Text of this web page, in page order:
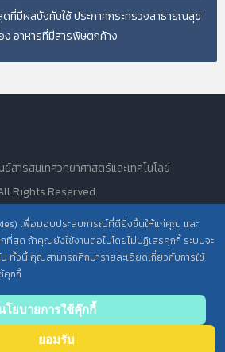
ดที่มีผลบังคับใช้ ประกาศกระทรวงสาธารณสุข
ง อาหารที่มีสารพิษตกค้าง
เพื่อมอบประสบการณ์ที่ดียิ่งขึ้นให้แก่คุณ และ
สุด ถ้าคุณยังใช้งานต่อไปโดยไม่ปฏิเสธคุกกี้ ระบบจะ
ทั้งนี้ คุณสามารถศึกษารายละเอียดเกี่ยวกับการใช้
คุกกี้
โยบายการใช้คุ๊กกี้
ยอมรับ
สารสนเทศวิทยาศาสตร์และเทคโนโลยี
Rights Reserved.
รคุ้มครองข้อมูลส่วนบุคคล วศ. /
Notice) สำหรับการบริการสารสนเทศ
to top